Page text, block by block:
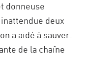
donneuse
deux
a aidé à sauver.
de la chaîne